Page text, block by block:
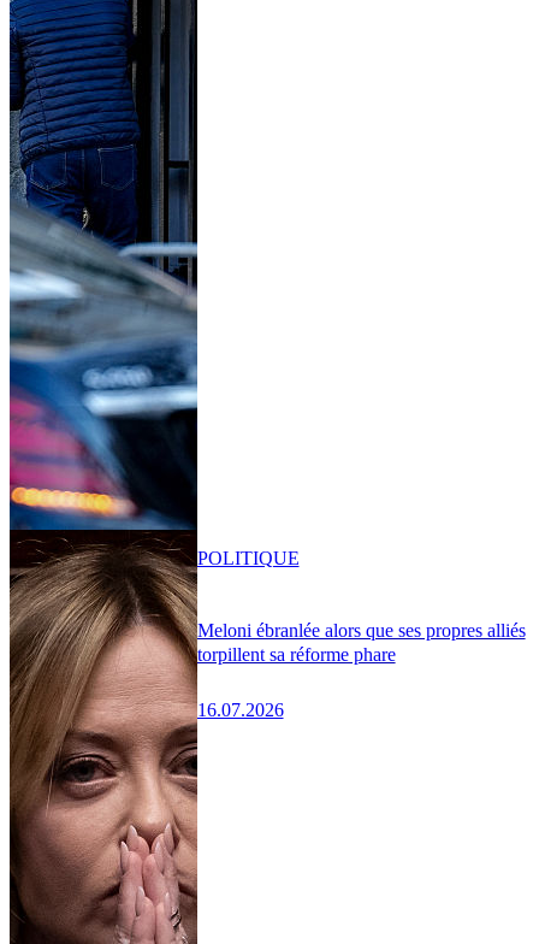
Meloni ébranlée alors que ses propres alliés
torpillent sa réforme phare
16.07.2026
POLITIQUE